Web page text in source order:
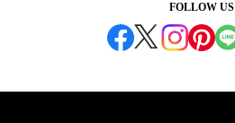
FOLLOW US